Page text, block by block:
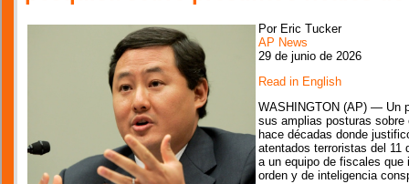
Por Eric Tucker
AP News
29 de junio de 2026
Read in English
WASHINGTON (AP) — Un
sus amplias posturas sobre
hace décadas donde
atentados terroristas del 11
a un equipo de fiscales
orden y de inteligencia